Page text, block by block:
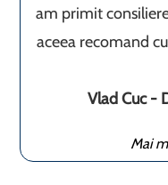
am primit
aceea recomand
Vlad Cuc -
Mai